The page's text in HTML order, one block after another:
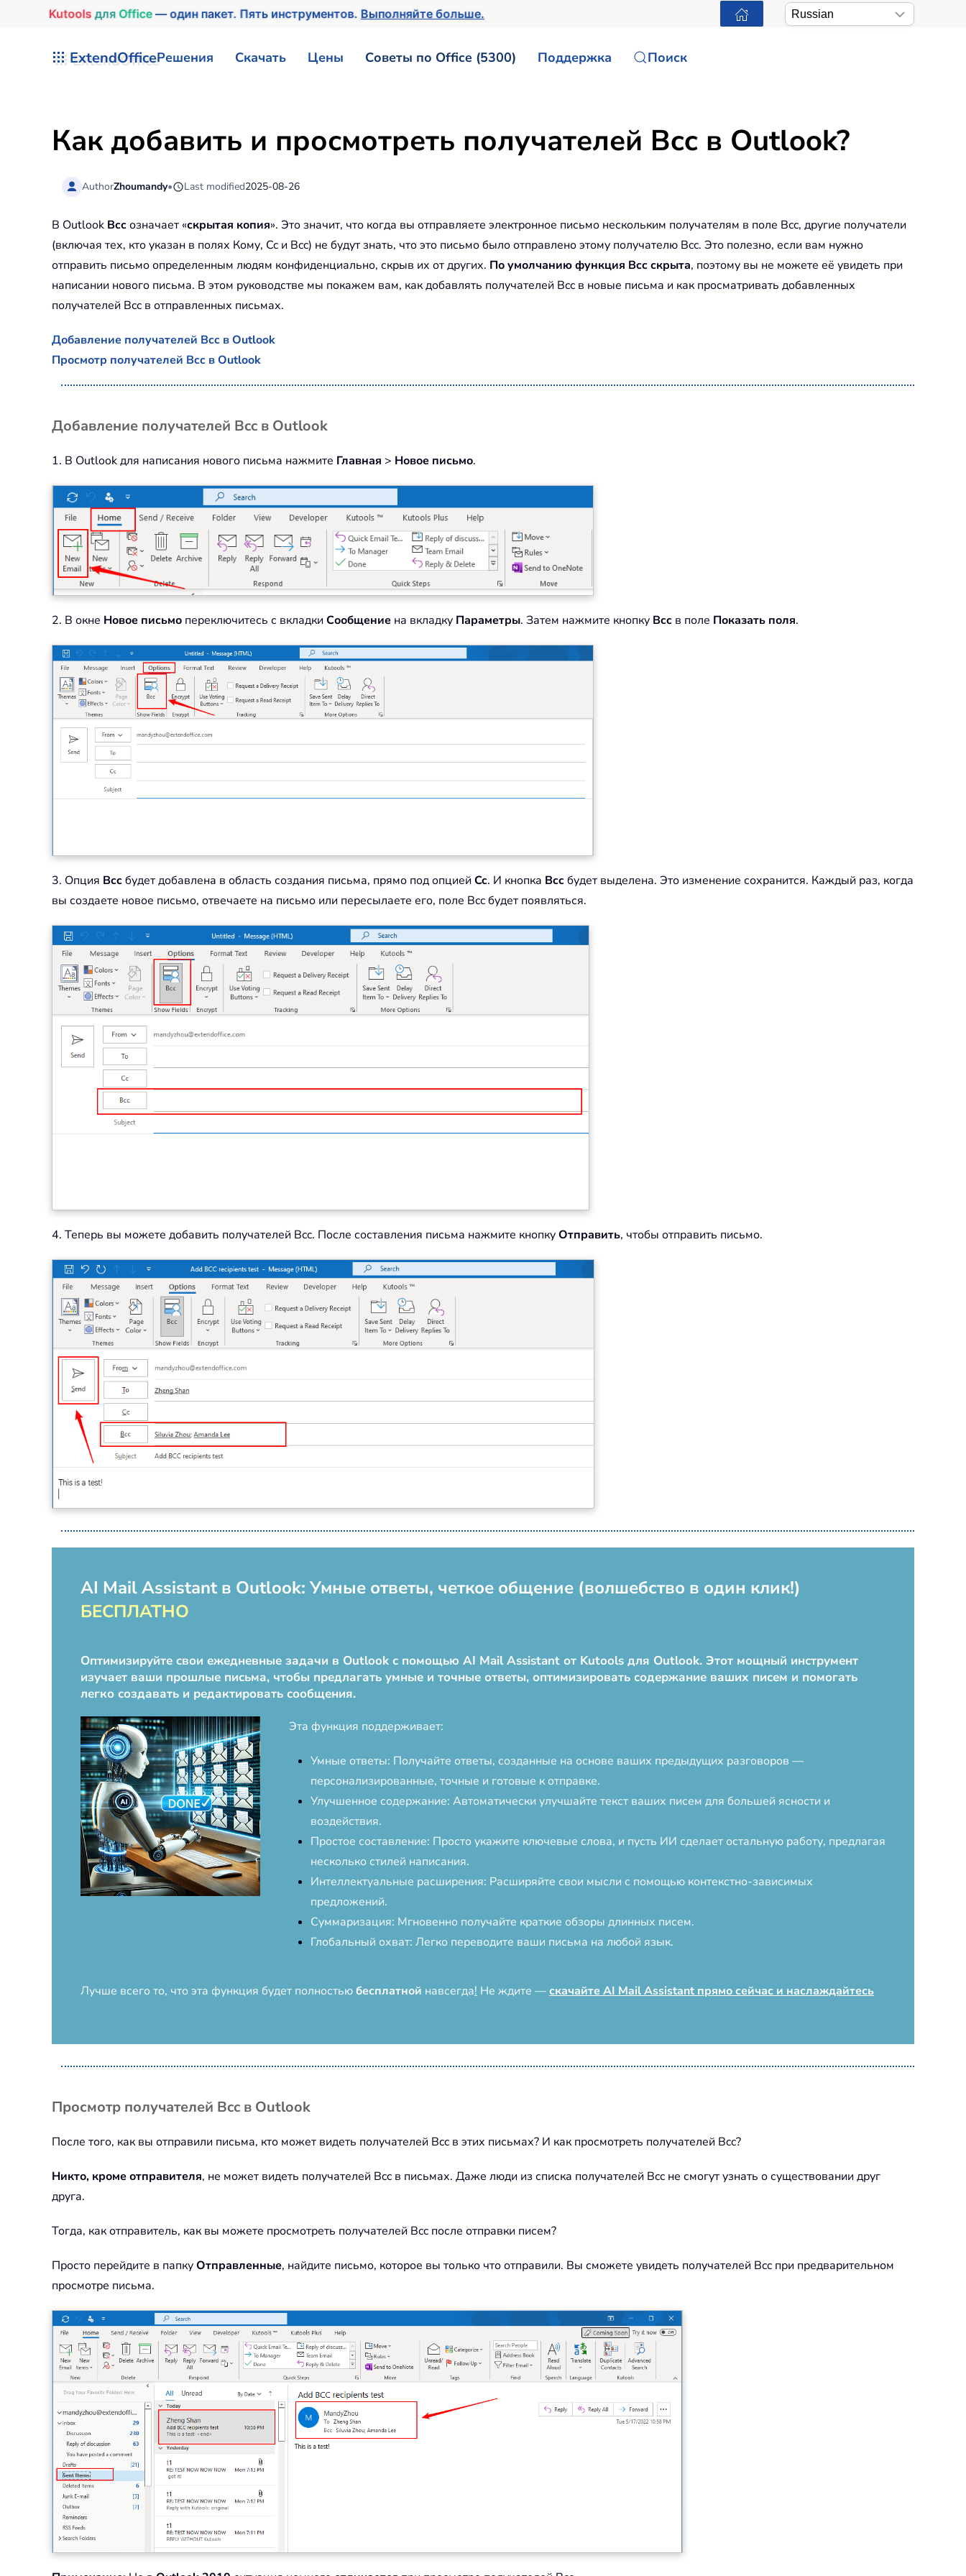
Kutools для Office— один пакет. Пять инструментов.Выполняйте больше.
ExtendOfficeРешения Скачать Цены Советы по Office (5300) Поддержка Поиск
Как добавить и просмотреть получателей Bcc в Outlook?
AuthorZhoumandy• Last modified2025-08-26
В Outlook Bccозначает «скрытая копия». Это значит, что когда вы отправляете электронное письмо нескольким получателям в поле Bcc, другие получатели
(включая тех, кто указан в полях Кому, Cc и Bcc) не будут знать, что это письмо было отправлено этому получателю Bcc. Это полезно, если вам нужно
отправить письмо определенным людям конфиденциально, скрыв их от других. По умолчаниюфункция Bcc скрыта, поэтому вы не можете её увидеть при
написании нового письма. В этом руководстве мы покажем вам, как добавлять получателей Bcc в новые письма и как просматривать добавленных
получателей Bcc в отправленных письмах.
Добавление получателей Bcc в Outlook
Просмотр получателей Bcc в Outlook
Добавление получателей Bcc в Outlook
1. В Outlook для написания нового письма нажмите Главная > Новое письмо.
2. В окне Новое письмо переключитесь с вкладки Сообщение на вкладку Параметры. Затем нажмите кнопку Bcc в поле Показать поля.
3. Опция Bccбудет добавлена в область создания письма, прямо под опцией Cc. И кнопка Bccбудет выделена. Это изменение сохранится. Каждый раз, когда
вы создаете новое письмо, отвечаете на письмо или пересылаете его, поле Bcc будет появляться.
4. Теперь вы можете добавить получателей Bcc. После составления письма нажмите кнопкуОтправить, чтобы отправить письмо.
AI Mail Assistant в Outlook: Умные ответы, четкое общение (волшебство в один клик!)
БЕСПЛАТНО
Оптимизируйте свои ежедневные задачи в Outlook с помощью AI Mail Assistant от Kutools для Outlook. Этот мощный инструмент
изучает ваши прошлые письма, чтобы предлагать умные и точные ответы, оптимизировать содержание ваших писем и помогать
легко создавать и редактировать сообщения.
Эта функция поддерживает:
Умные ответы: Получайте ответы, созданные на основе ваших предыдущих разговоров —
персонализированные, точные и готовые к отправке.
Улучшенное содержание: Автоматически улучшайте текст ваших писем для большей ясности и
воздействия.
Простое составление: Просто укажите ключевые слова, и пусть ИИ сделает остальную работу, предлагая
несколько стилей написания.
Интеллектуальные расширения: Расширяйте свои мысли с помощью контекстно-зависимых
предложений.
Суммаризация: Мгновенно получайте краткие обзоры длинных писем.
Глобальный охват: Легко переводите ваши письма на любой язык.
Лучше всего то, что эта функция будет полностьюбесплатной навсегда! Не ждите —скачайте AI Mail Assistant прямо сейчас и наслаждайтесь
Просмотр получателей Bcc в Outlook
После того, как вы отправили письма, кто может видеть получателей Bcc в этих письмах? И как просмотреть получателей Bcc?
Никто, кроме отправителя, не может видеть получателей Bcc в письмах. Даже люди из списка получателей Bcc не смогут узнать о существовании друг
друга.
Тогда, как отправитель, как вы можете просмотреть получателей Bcc после отправки писем?
Просто перейдите в папкуОтправленные, найдите письмо, которое вы только что отправили. Вы сможете увидеть получателей Bcc при предварительном
просмотре письма.